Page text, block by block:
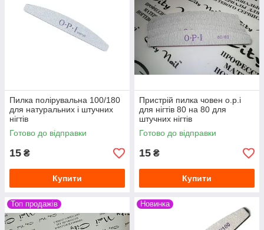
Пилка полірувальна 100/180
для натуральних і штучних
нігтів
Готово до відправки
15 ₴
Купити
Пристрій пилка човен o.p.i
для нігтів 80 на 80 для
штучних нігтів
Готово до відправки
15 ₴
Купити
Топ продажів Новинка